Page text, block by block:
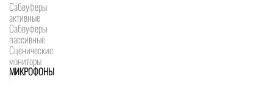
Сабвуферы
активные
Сабвуферы
пассивные
Сценические
мониторы
МИКРОФОНЫ